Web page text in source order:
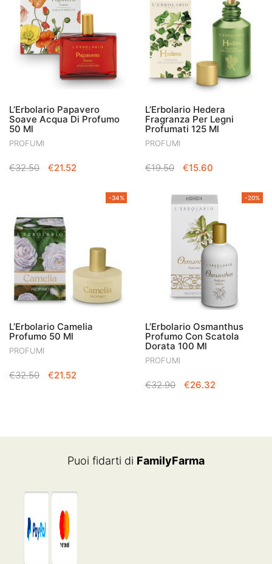
L’Erbolario Papavero
Soave Acqua Di Profumo
50 Ml
PROFUMI
€32.50
IL
€32.50.
€21.52
ATTUALE
L’Erbolario Hedera
Fragranza Per Legni
Profumati 125 Ml
PROFUMI
€19.50
IL
ORIGINALE
ERA:
€19.50.
€15.60
ATTUALE
È:
€15.60.
-34%
L’Erbolario Camelia
Profumo 50 Ml
PROFUMI
€32.50
IL
€21.52
-20%
L’Erbolario Osmanthus
Profumo Con Scatola
Dorata 100 Ml
PROFUMI
€32.90
IL
€32.90.
€26.32
€26.32.
Puoi fidarti di FamilyFarma